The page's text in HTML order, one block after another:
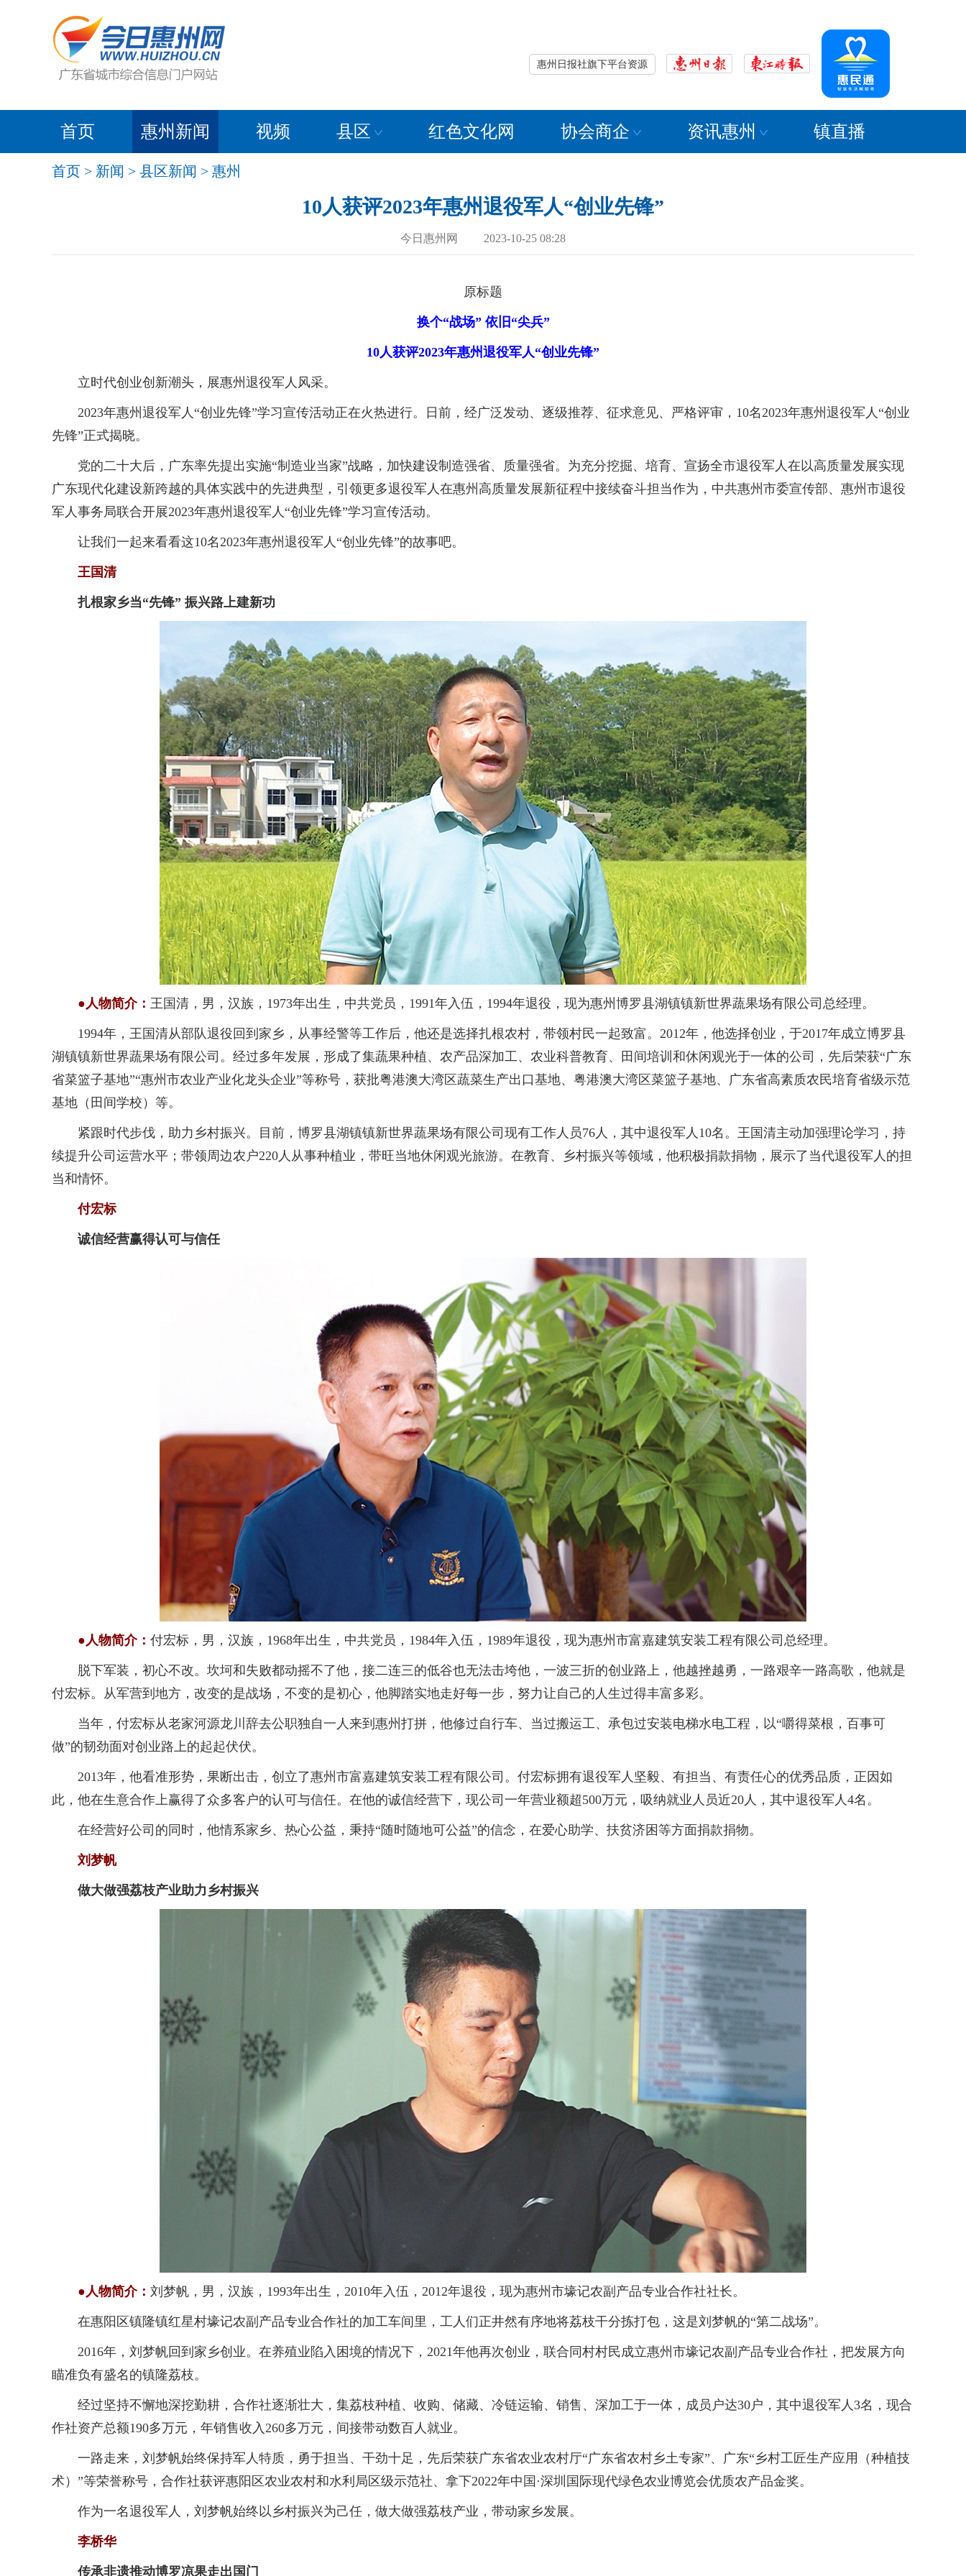
惠州日报社旗下平台资源
首页 惠州新闻 视频 县区 红色文化网 协会商企 资讯惠州 镇直播
首页 > 新闻 > 县区新闻 > 惠州
10人获评2023年惠州退役军人“创业先锋”
今日惠州网 2023-10-25 08:28
原标题
换个“战场” 依旧“尖兵”
10人获评2023年惠州退役军人“创业先锋”
立时代创业创新潮头，展惠州退役军人风采。
2023年惠州退役军人“创业先锋”学习宣传活动正在火热进行。日前，经广泛发动、逐级推荐、征求意见、严格评审，10名2023年惠州退役军人“创业
先锋”正式揭晓。
党的二十大后，广东率先提出实施“制造业当家”战略，加快建设制造强省、质量强省。为充分挖掘、培育、宣扬全市退役军人在以高质量发展实现
广东现代化建设新跨越的具体实践中的先进典型，引领更多退役军人在惠州高质量发展新征程中接续奋斗担当作为，中共惠州市委宣传部、惠州市退役
军人事务局联合开展2023年惠州退役军人“创业先锋”学习宣传活动。
让我们一起来看看这10名2023年惠州退役军人“创业先锋”的故事吧。
王国清
扎根家乡当“先锋” 振兴路上建新功
●人物简介： 王国清，男，汉族，1973年出生，中共党员，1991年入伍，1994年退役，现为惠州博罗县湖镇镇新世界蔬果场有限公司总经理。
1994年，王国清从部队退役回到家乡，从事经警等工作后，他还是选择扎根农村，带领村民一起致富。2012年，他选择创业，于2017年成立博罗县
湖镇镇新世界蔬果场有限公司。经过多年发展，形成了集蔬果种植、农产品深加工、农业科普教育、田间培训和休闲观光于一体的公司，先后荣获“广东
省菜篮子基地”“惠州市农业产业化龙头企业”等称号，获批粤港澳大湾区蔬菜生产出口基地、粤港澳大湾区菜篮子基地、广东省高素质农民培育省级示范
基地（田间学校）等。
紧跟时代步伐，助力乡村振兴。目前，博罗县湖镇镇新世界蔬果场有限公司现有工作人员76人，其中退役军人10名。王国清主动加强理论学习，持
续提升公司运营水平；带领周边农户220人从事种植业，带旺当地休闲观光旅游。在教育、乡村振兴等领域，他积极捐款捐物，展示了当代退役军人的担
当和情怀。
付宏标
诚信经营赢得认可与信任
●人物简介： 付宏标，男，汉族，1968年出生，中共党员，1984年入伍，1989年退役，现为惠州市富嘉建筑安装工程有限公司总经理。
脱下军装，初心不改。坎坷和失败都动摇不了他，接二连三的低谷也无法击垮他，一波三折的创业路上，他越挫越勇，一路艰辛一路高歌，他就是
付宏标。从军营到地方，改变的是战场，不变的是初心，他脚踏实地走好每一步，努力让自己的人生过得丰富多彩。
当年，付宏标从老家河源龙川辞去公职独自一人来到惠州打拼，他修过自行车、当过搬运工、承包过安装电梯水电工程，以“嚼得菜根，百事可
做”的韧劲面对创业路上的起起伏伏。
2013年，他看准形势，果断出击，创立了惠州市富嘉建筑安装工程有限公司。付宏标拥有退役军人坚毅、有担当、有责任心的优秀品质，正因如
此，他在生意合作上赢得了众多客户的认可与信任。在他的诚信经营下，现公司一年营业额超500万元，吸纳就业人员近20人，其中退役军人4名。
在经营好公司的同时，他情系家乡、热心公益，秉持“随时随地可公益”的信念，在爱心助学、扶贫济困等方面捐款捐物。
刘梦帆
做大做强荔枝产业助力乡村振兴
●人物简介： 刘梦帆，男，汉族，1993年出生，2010年入伍，2012年退役，现为惠州市壕记农副产品专业合作社社长。
在惠阳区镇隆镇红星村壕记农副产品专业合作社的加工车间里，工人们正井然有序地将荔枝干分拣打包，这是刘梦帆的“第二战场”。
2016年，刘梦帆回到家乡创业。在养殖业陷入困境的情况下，2021年他再次创业，联合同村村民成立惠州市壕记农副产品专业合作社，把发展方向
瞄准负有盛名的镇隆荔枝。
经过坚持不懈地深挖勤耕，合作社逐渐壮大，集荔枝种植、收购、储藏、冷链运输、销售、深加工于一体，成员户达30户，其中退役军人3名，现合
作社资产总额190多万元，年销售收入260多万元，间接带动数百人就业。
一路走来，刘梦帆始终保持军人特质，勇于担当、干劲十足，先后荣获广东省农业农村厅“广东省农村乡土专家”、广东“乡村工匠生产应用（种植技
术）”等荣誉称号，合作社获评惠阳区农业农村和水利局区级示范社、拿下2022年中国·深圳国际现代绿色农业博览会优质农产品金奖。
作为一名退役军人，刘梦帆始终以乡村振兴为己任，做大做强荔枝产业，带动家乡发展。
李桥华
传承非遗推动博罗凉果走出国门